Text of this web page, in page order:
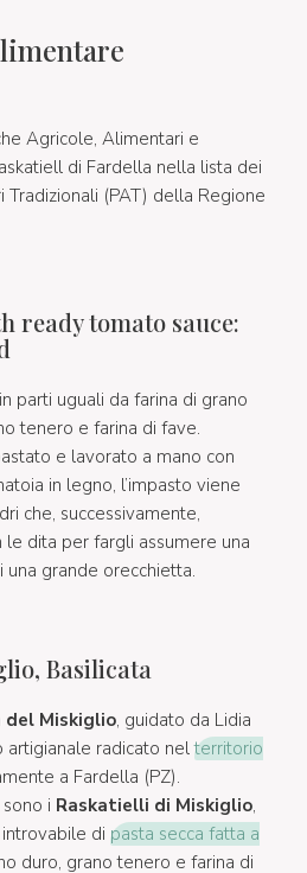
Agricole, Alimentari e
di Fardella nella lista dei
(PAT) della Regione
ready tomato sauce:
parti uguali da farina di grano
tenero e farina di fave.
e lavorato a mano con
in legno, l’impasto viene
che, successivamente,
le dita per fargli assumere una
grande orecchietta.
Basilicata
del Miskiglio, guidato da Lidia
artigianale radicato nelterritorio
a Fardella (PZ).
i Raskatielli di Miskiglio,
di pasta secca fatta a
duro, grano tenero e farina di